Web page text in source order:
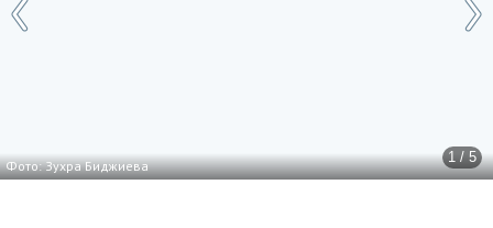
1 / 5
Фото: Зухра Биджиева